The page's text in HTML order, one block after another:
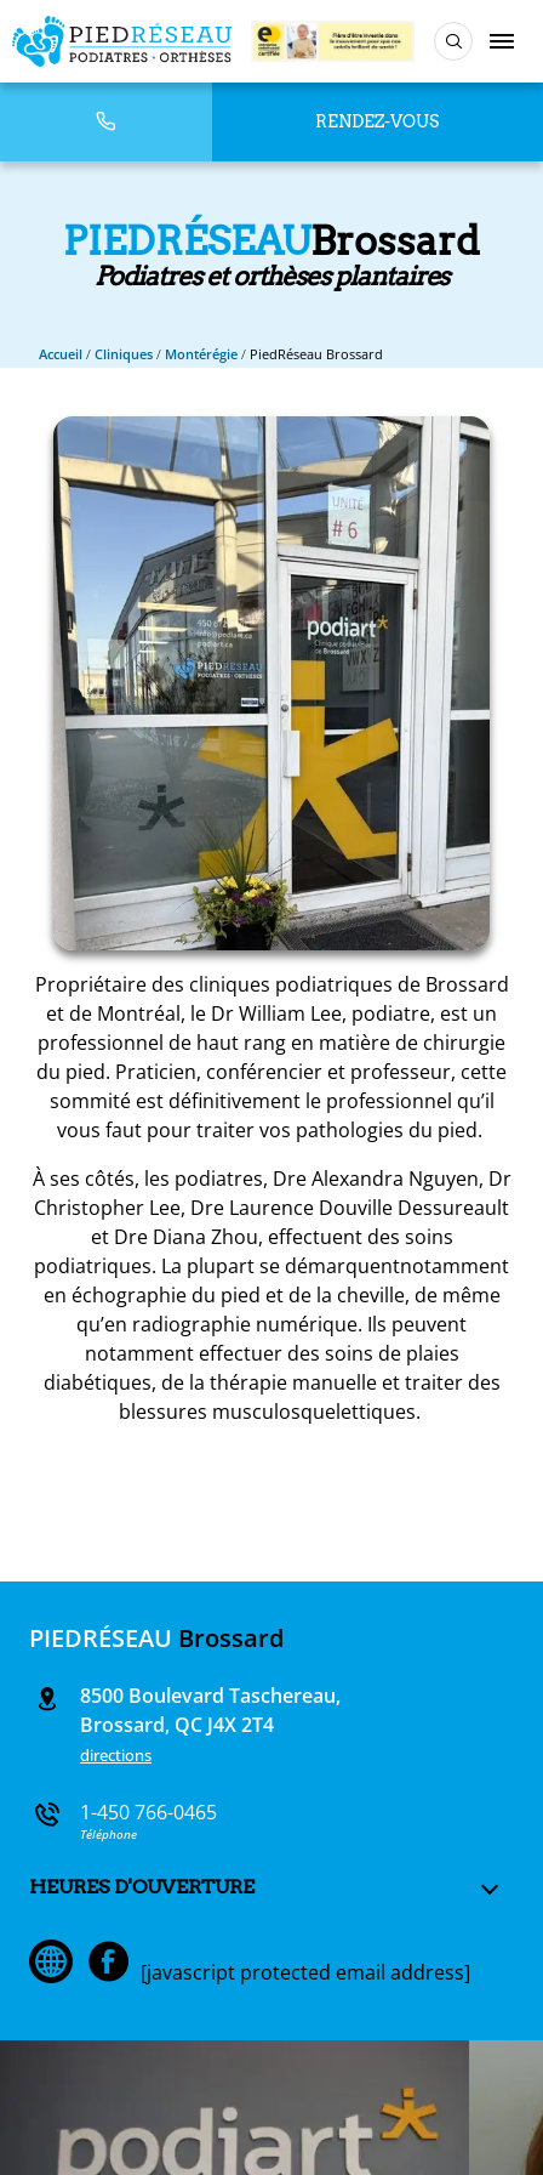
RENDEZ-VOUS
PIEDRÉSEAUBrossard
Podiatres et orthèses plantaires
Accueil / Cliniques / Montérégie / PiedRéseau Brossard
Propriétaire des cliniques podiatriques de Brossard
et de Montréal, le Dr William Lee, podiatre, est un
professionnel de haut rang en matière de chirurgie
du pied. Praticien, conférencier et professeur, cette
sommité est définitivement le professionnel qu’il
vous faut pour traiter vos pathologies du pied.
À ses côtés, les podiatres, Dre Alexandra Nguyen, Dr
Christopher Lee, Dre Laurence Douville Dessureault
et Dre Diana Zhou, effectuent des soins
podiatriques. La plupart se démarquentnotamment
en échographie du pied et de la cheville, de même
qu’en radiographie numérique. Ils peuvent
notamment effectuer des soins de plaies
diabétiques, de la thérapie manuelle et traiter des
blessures musculosquelettiques.
PIEDRÉSEAU Brossard
8500 Boulevard Taschereau,
Brossard, QC J4X 2T4
directions
1-450 766-0465
Téléphone
HEURES D'OUVERTURE
[javascript protected email address]